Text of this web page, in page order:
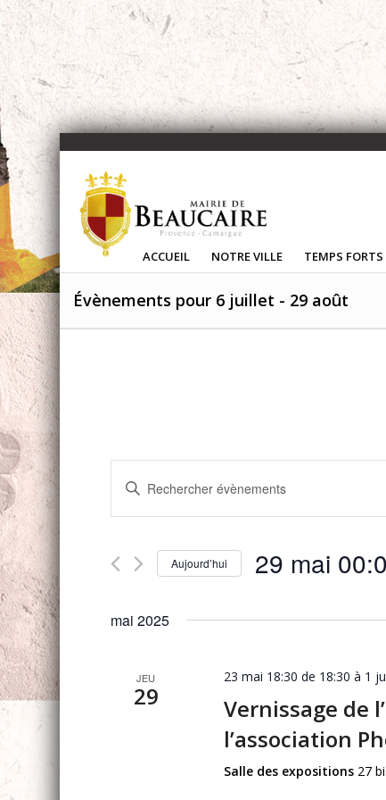
ACCUEIL NOTRE VILLE TEMPS FORTS
Évènements pour 6 juillet - 29 août
Recherche
et
navigation
de
vues
Évènements
Saisir
mot-
clé.
Évènements
par
Aujourd’hui 29 mai
mai 2025
JEU
29
23 mai 18:30 de 18:30 à 1
Vernissage de
l’association
Salle des expositions 27